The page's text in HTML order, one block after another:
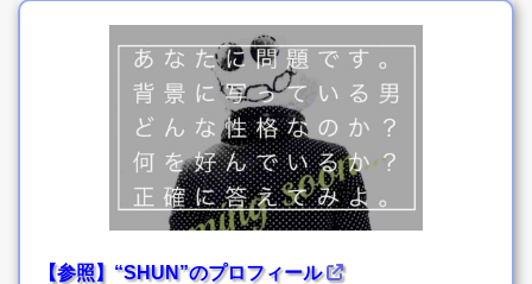
【参照】“SHUN”のプロフィール